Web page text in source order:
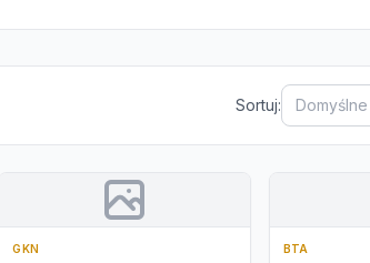
Sortuj: Domyślne
GKN BTA